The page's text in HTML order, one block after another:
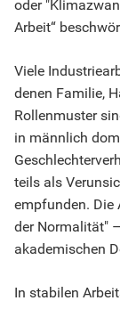
oder
Arbeit“
Viele
denen Familie,
Rollenmuster
in männlich
teils als
empfunden. Die
der Normalität"
akademischen
In stabilen